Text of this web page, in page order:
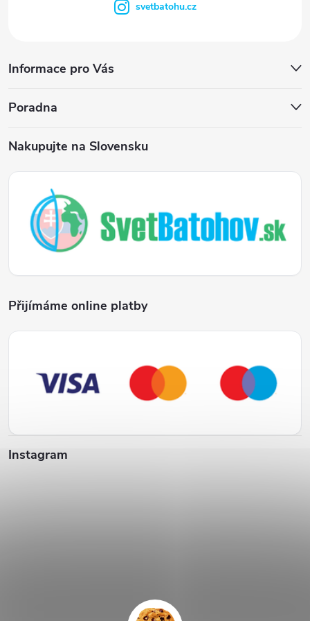
svetbatohu.cz
Informace pro Vás
Poradna
Nakupujte na Slovensku
Přijímáme online platby
Instagram